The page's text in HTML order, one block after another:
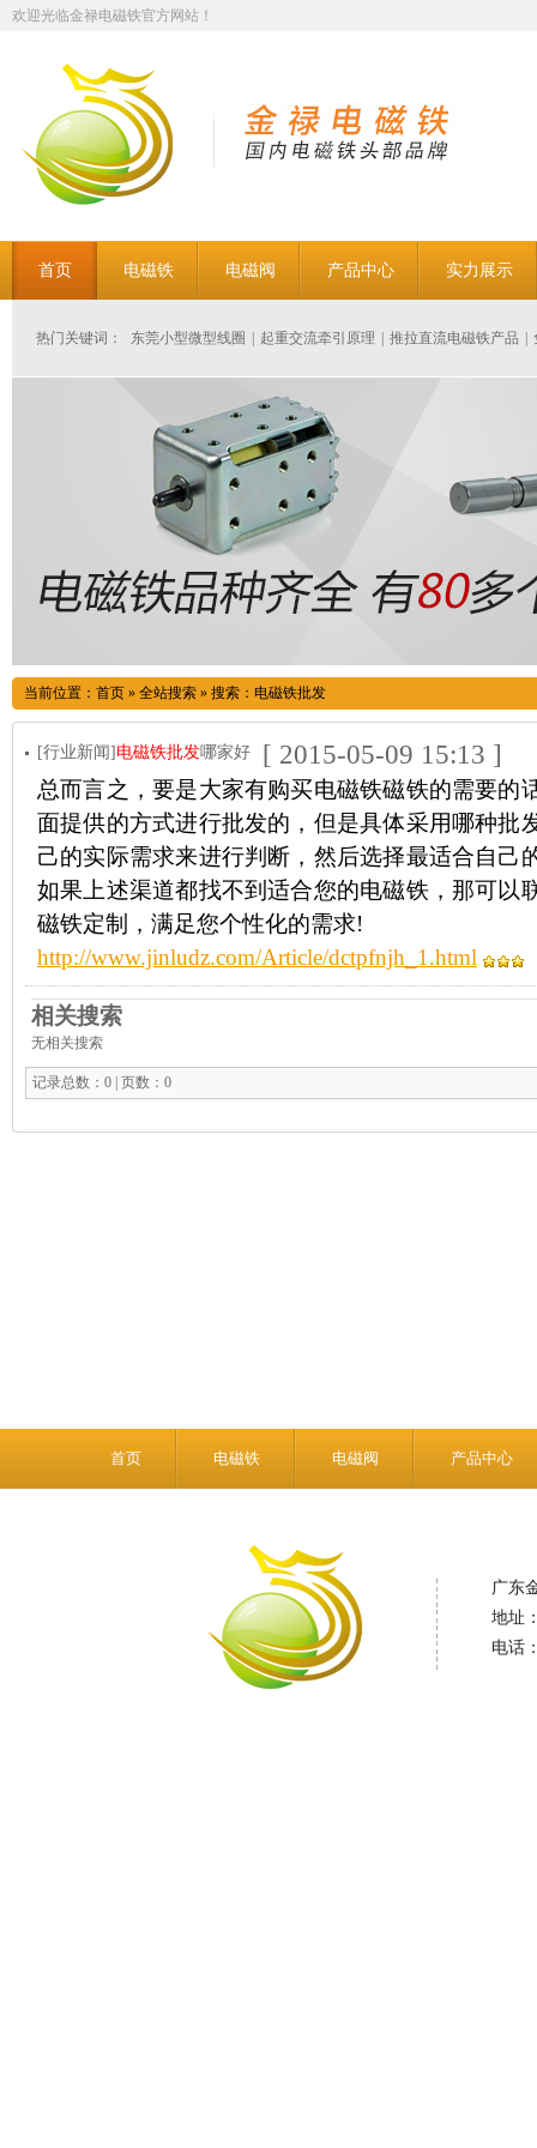
欢迎光临金禄电磁铁官方网站！
首页 电磁铁 电磁阀 产品中心 实力展示
热门关键词： 东莞小型微型线圈 起重交流牵引原理 推拉直流电磁铁产品
当前位置： 首页 » 全站搜索 » 搜索：电磁铁批发
[行业新闻] 电磁铁批发哪家好 [ 2015-05-09 15:13 ]
总而言之，要是大家有购买电磁铁磁铁的需要的
面提供的方式进行批发的，但是具体采用哪种批
己的实际需求来进行判断，然后选择最适合自己
如果上述渠道都找不到适合您的电磁铁，那可以
磁铁定制，满足您个性化的需求!
http://www.jinludz.com/Article/dctpfnjh_1.html
相关搜索
无相关搜索
记录总数：0 | 页数：0
首页 电磁铁 电磁阀 产品中心
广东
地址
电话